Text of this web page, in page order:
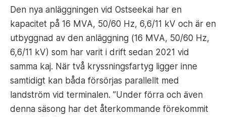
Den nya anläggningen vid Ostseekai har en
kapacitet på 16 MVA, 50/60 Hz, 6,6/11 kV och är en
utbyggnad av den anläggning (16 MVA, 50/60 Hz,
6,6/11 kV) som har varit i drift sedan 2021 vid
samma kaj. När två kryssningsfartyg ligger inne
samtidigt kan båda försörjas parallellt med
landström vid terminalen. ”Under förra och även
denna säsong har det återkommande förekommit